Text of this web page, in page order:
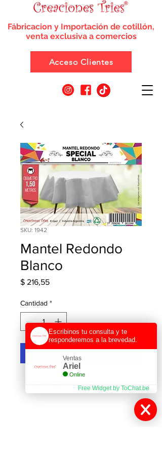
Fábricacion y Importación de cotillón,
venta exclusiva a comercios
Acceso Clientes
SKU: 1942
Mantel Redondo
Blanco
$ 216,55Precio
Cantidad *
Escribinos tu consulta y te
responderemos a la brevedad.
Ventas
Ariel
Online
Free Widget by ToChat.be